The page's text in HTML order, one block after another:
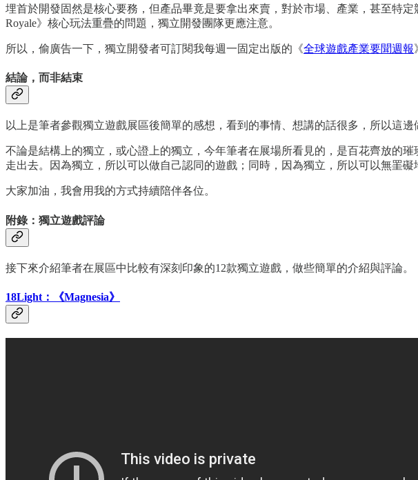
埋首於開發固然是核心要務，但產品畢竟是要拿出來賣，對於市場、產業，甚至特
Royale》核心玩法重疊的問題，獨立開發團隊更應注意。
所以，偷廣告一下，獨立開發者可訂閱我每週一固定出版的《全球遊戲產業要聞週報
結論，而非結束
以上是筆者參觀獨立遊戲展區後簡單的感想，看到的事情、想講的話很多，所以這
不論是結構上的獨立，或心證上的獨立，今年筆者在展場所看見的，是百花齊放的
走出去。因為獨立，所以可以做自己認同的遊戲；同時，因為獨立，所以可以無罣礙
大家加油，我會用我的方式持續陪伴各位。
附錄：獨立遊戲評論
接下來介紹筆者在展區中比較有深刻印象的12款獨立遊戲，做些簡單的介紹與評論。
18Light：《Magnesia》